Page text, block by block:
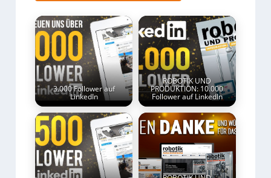
3.000 Follower auf
LinkedIn
ROBOTIK UND
PRODUKTION: 10.000
Follower auf LinkedIn